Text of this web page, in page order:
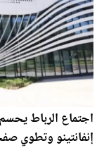
اجتماع الرباط
إنفانتينو وتطوي